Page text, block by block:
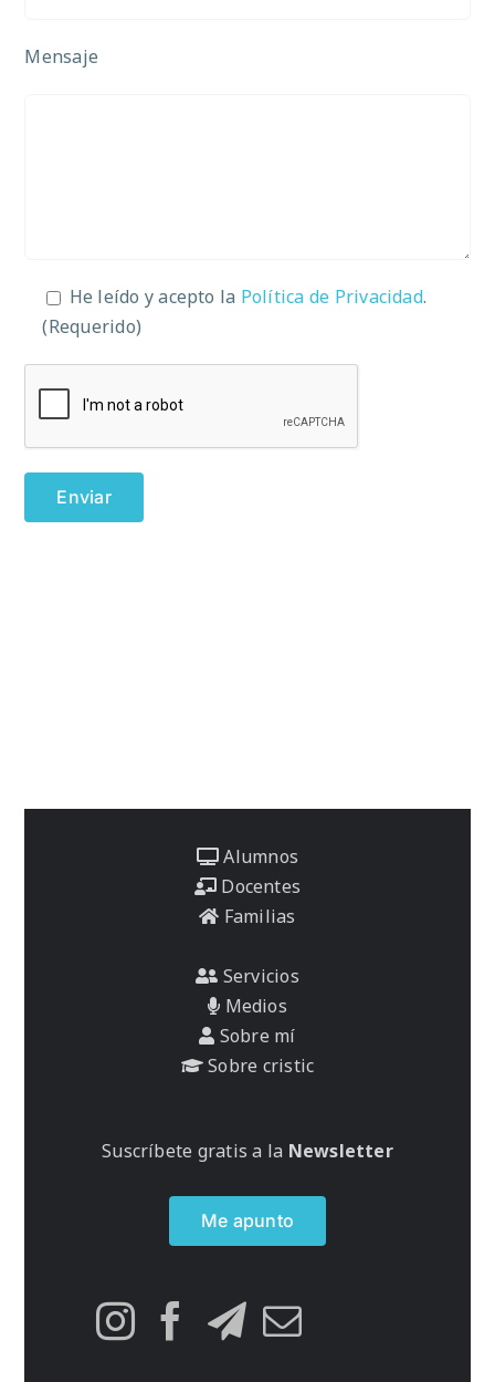
Mensaje
He leído y acepto la Política de Privacidad.
(Requerido)
Alumnos
Docentes
Familias
Servicios
Medios
Sobre mí
Sobre cristic
Suscríbete gratis a la Newsletter
Me apunto